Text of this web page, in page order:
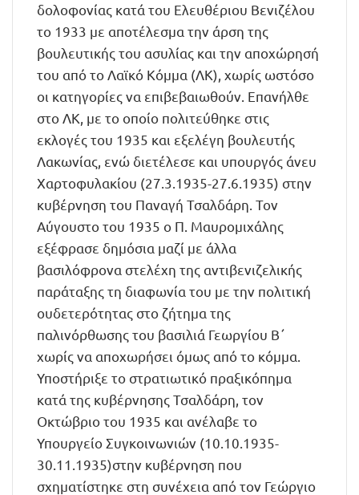
δολοφονίας κατά του Ελευθέριου Βενιζέλου
το 1933 με αποτέλεσμα την άρση της
βουλευτικής του ασυλίας και την αποχώρησή
του από το Λαϊκό Κόμμα (ΛΚ), χωρίς ωστόσο
οι κατηγορίες να επιβεβαιωθούν. Επανήλθε
στο ΛΚ, με το οποίο πολιτεύθηκε στις
εκλογές του 1935 και εξελέγη βουλευτής
Λακωνίας, ενώ διετέλεσε και υπουργός άνευ
Xαρτοφυλακίου (27.3.1935-27.6.1935) στην
κυβέρνηση του Παναγή Τσαλδάρη. Τον
Αύγουστο του 1935 ο Π. Μαυρομιχάλης
εξέφρασε δημόσια μαζί με άλλα
βασιλόφρονα στελέχη της αντιβενιζελικής
παράταξης τη διαφωνία του με την πολιτική
ουδετερότητας στο ζήτημα της
παλινόρθωσης του βασιλιά Γεωργίου Β΄
χωρίς να αποχωρήσει όμως από το κόμμα.
Υποστήριξε το στρατιωτικό πραξικόπημα
κατά της κυβέρνησης Τσαλδάρη, τον
Οκτώβριο του 1935 και ανέλαβε το
Υπουργείο Συγκοινωνιών (10.10.1935-
30.11.1935)στην κυβέρνηση που
σχηματίστηκε στη συνέχεια από τον Γεώργιο